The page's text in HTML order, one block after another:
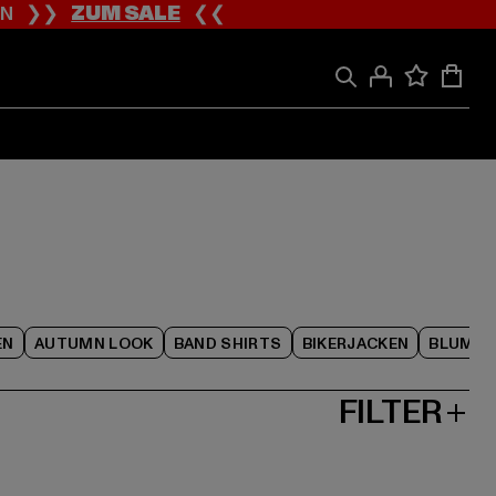
❯❯ZUM SALE❮❮
AUTUMN LOOK BAND SHIRTS BIKERJACKEN
FILTER